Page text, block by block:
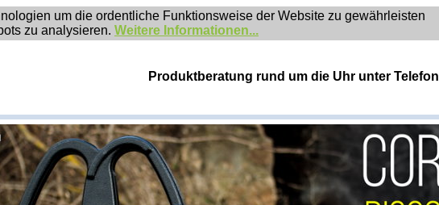
um die ordentliche Funktionsweise der Website zu gewährleisten
zu analysieren. Weitere Informationen...
Produktberatung rund um die Uhr unter Telefon